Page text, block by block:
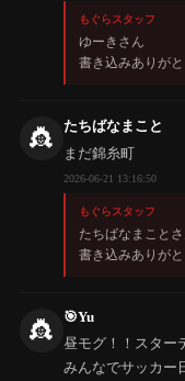
もぐらスタッフ
ゆーきさん
書き込みありが
👸
たちばなまこと
まだ錦糸町
2026-06-21 13:16:50
もぐらスタッフ
たちばなまこと
書き込みありが
👸
🎯Yu
昼モグ！！スター
みんなでサッカー